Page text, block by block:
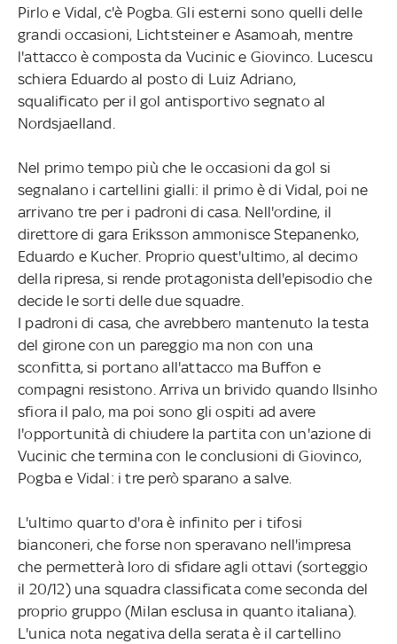
Pirlo e Vidal, c'è Pogba. Gli esterni sono quelli delle
grandi occasioni, Lichtsteiner e Asamoah, mentre
l'attacco è composta da Vucinic e Giovinco. Lucescu
schiera Eduardo al posto di Luiz Adriano,
squalificato per il gol antisportivo segnato al
Nordsjaelland.
Nel primo tempo più che le occasioni da gol si
segnalano i cartellini gialli: il primo è di Vidal, poi ne
arrivano tre per i padroni di casa. Nell'ordine, il
direttore di gara Eriksson ammonisce Stepanenko,
Eduardo e Kucher. Proprio quest'ultimo, al decimo
della ripresa, si rende protagonista dell'episodio che
decide le sorti delle due squadre.
I padroni di casa, che avrebbero mantenuto la testa
del girone con un pareggio ma non con una
sconfitta, si portano all'attacco ma Buffon e
compagni resistono. Arriva un brivido quando Ilsinho
sfiora il palo, ma poi sono gli ospiti ad avere
l'opportunità di chiudere la partita con un'azione di
Vucinic che termina con le conclusioni di Giovinco,
Pogba e Vidal: i tre però sparano a salve.
L'ultimo quarto d'ora è infinito per i tifosi
bianconeri, che forse non speravano nell'impresa
che permetterà loro di sfidare agli ottavi (sorteggio
il 20/12) una squadra classificata come seconda del
proprio gruppo (Milan esclusa in quanto italiana).
L'unica nota negativa della serata è il cartellino